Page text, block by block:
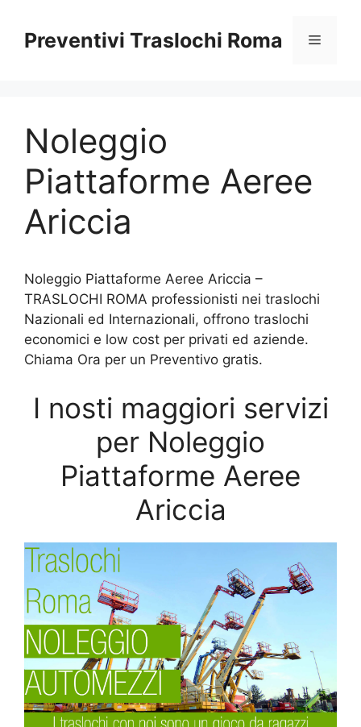
contenuto
Preventivi Traslochi Roma Menu
Noleggio
Piattaforme Aeree
Ariccia
Noleggio Piattaforme Aeree Ariccia –
TRASLOCHI ROMA professionisti nei traslochi
Nazionali ed Internazionali, offrono traslochi
economici e low cost per privati ed aziende.
Chiama Ora per un Preventivo gratis.
I nosti maggiori servizi
per Noleggio
Piattaforme Aeree
Ariccia